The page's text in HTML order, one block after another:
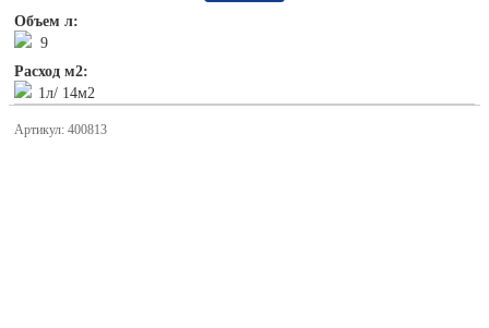
Объем л:
9
Расход м2:
1л/ 14м2
Артикул: 400813